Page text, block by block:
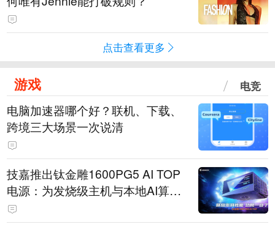
点击查看更多
游戏 电竞
电脑加速器哪个好？联机、下载、
跨境三大场景一次说清
技嘉推出钛金雕1600PG5 AI TOP
电源：为发烧级主机与本地AI算力
打造旗舰供电方案